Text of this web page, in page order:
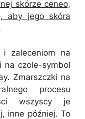
skórze ceneo,
aby jego skóra
i zaleceniom na
na czole-symbol
Zmarszczki na
procesu
wszyscy je
inne później. To